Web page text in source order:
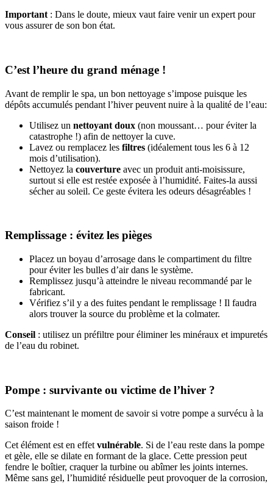
Important : Dans le doute, mieux vaut faire venir un expert pour
vous assurer de son bon état.
C’est l’heure du grand ménage !
Avant de remplir le spa, un bon nettoyage s’impose puisque les
dépôts accumulés pendant l’hiver peuvent nuire à la qualité de l’eau:
Utilisez un nettoyant doux (non moussant… pour éviter la
catastrophe !) afin de nettoyer la cuve.
Lavez ou remplacez les filtres (idéalement tous les 6 à 12
mois d’utilisation).
Nettoyez la couverture avec un produit anti-moisissure,
surtout si elle est restée exposée à l’humidité. Faites-la aussi
sécher au soleil. Ce geste évitera les odeurs désagréables !
Remplissage : évitez les pièges
Placez un boyau d’arrosage dans le compartiment du filtre
pour éviter les bulles d’air dans le système.
Remplissez jusqu’à atteindre le niveau recommandé par le
fabricant.
Vérifiez s’il y a des fuites pendant le remplissage ! Il faudra
alors trouver la source du problème et la colmater.
Conseil : utilisez un préfiltre pour éliminer les minéraux et impuretés
de l’eau du robinet.
Pompe : survivante ou victime de l’hiver ?
C’est maintenant le moment de savoir si votre pompe a survécu à la
saison froide !
Cet élément est en effet vulnérable. Si de l’eau reste dans la pompe
et gèle, elle se dilate en formant de la glace. Cette pression peut
fendre le boîtier, craquer la turbine ou abîmer les joints internes.
Même sans gel, l’humidité résiduelle peut provoquer de la corrosion,